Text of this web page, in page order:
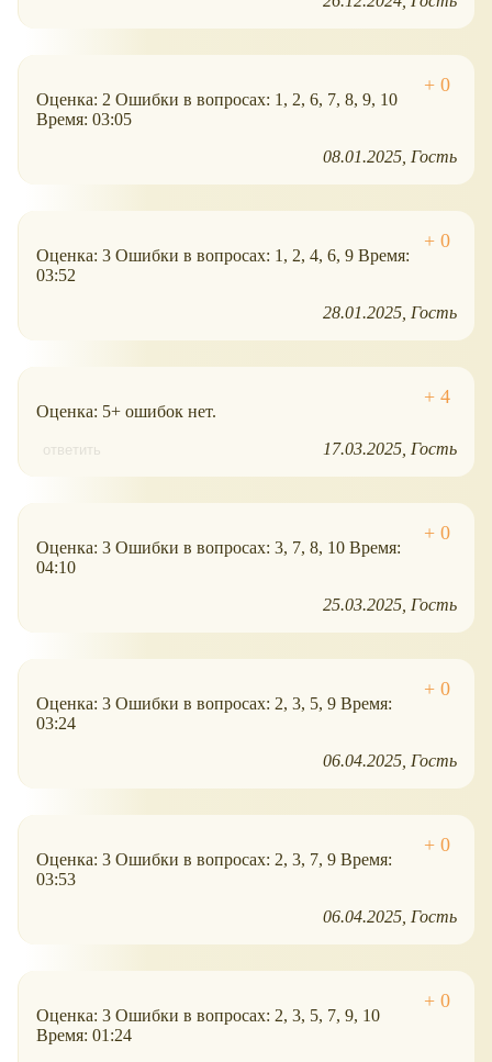
Оценка: 2 Ошибки в вопросах: 1, 2, 6, 7, 8, 9, 10
Время: 03:05
08.01.2025 Гость
Оценка: 3 Ошибки в вопросах: 1, 2, 4, 6, 9 Время:
03:52
28.01.2025 Гость
Оценка: 5+ ошибок нет.
ответить 17.03.2025 Гость
Оценка: 3 Ошибки в вопросах: 3, 7, 8, 10 Время:
04:10
25.03.2025 Гость
Оценка: 3 Ошибки в вопросах: 2, 3, 5, 9 Время:
03:24
06.04.2025 Гость
Оценка: 3 Ошибки в вопросах: 2, 3, 7, 9 Время:
03:53
06.04.2025 Гость
Оценка: 3 Ошибки в вопросах: 2, 3, 5, 7, 9, 10
Время: 01:24